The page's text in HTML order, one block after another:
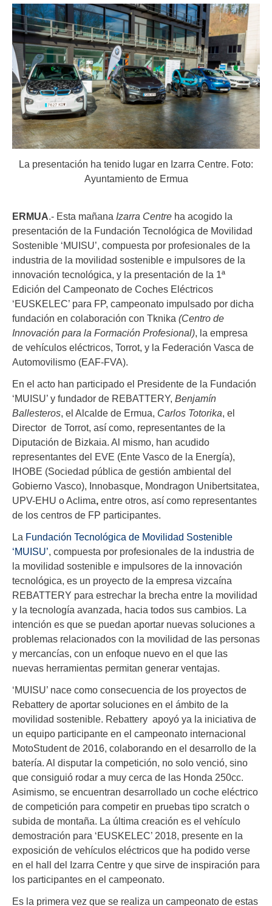
La presentación ha tenido lugar en Izarra Centre. Foto:
Ayuntamiento de Ermua
ERMUA.- Esta mañana Izarra Centre ha acogido la
presentación de la Fundación Tecnológica de Movilidad
Sostenible ‘MUISU’, compuesta por profesionales de la
industria de la movilidad sostenible e impulsores de la
innovación tecnológica, y la presentación de la 1ª
Edición del Campeonato de Coches Eléctricos
‘EUSKELEC’ para FP, campeonato impulsado por dicha
fundación en colaboración con Tknika (Centro de
Innovación para la Formación Profesional), la empresa
de vehículos eléctricos, Torrot, y la Federación Vasca de
Automovilismo (EAF-FVA).
En el acto han participado el Presidente de la Fundación
‘MUISU’ y fundador de REBATTERY, Benjamín
Ballesteros, el Alcalde de Ermua, Carlos Totorika, el
Director de Torrot, así como, representantes de la
Diputación de Bizkaia. Al mismo, han acudido
representantes del EVE (Ente Vasco de la Energía),
IHOBE (Sociedad pública de gestión ambiental del
Gobierno Vasco), Innobasque, Mondragon Unibertsitatea,
UPV-EHU o Aclima, entre otros, así como representantes
de los centros de FP participantes.
La Fundación Tecnológica de Movilidad Sostenible
‘MUISU’, compuesta por profesionales de la industria de
la movilidad sostenible e impulsores de la innovación
tecnológica, es un proyecto de la empresa vizcaína
REBATTERY para estrechar la brecha entre la movilidad
y la tecnología avanzada, hacia todos sus cambios. La
intención es que se puedan aportar nuevas soluciones a
problemas relacionados con la movilidad de las personas
y mercancías, con un enfoque nuevo en el que las
nuevas herramientas permitan generar ventajas.
‘MUISU’ nace como consecuencia de los proyectos de
Rebattery de aportar soluciones en el ámbito de la
movilidad sostenible. Rebattery apoyó ya la iniciativa de
un equipo participante en el campeonato internacional
MotoStudent de 2016, colaborando en el desarrollo de la
batería. Al disputar la competición, no solo venció, sino
que consiguió rodar a muy cerca de las Honda 250cc.
Asimismo, se encuentran desarrollado un coche eléctrico
de competición para competir en pruebas tipo scratch o
subida de montaña. La última creación es el vehículo
demostración para ‘EUSKELEC’ 2018, presente en la
exposición de vehículos eléctricos que ha podido verse
en el hall del Izarra Centre y que sirve de inspiración para
los participantes en el campeonato.
Es la primera vez que se realiza un campeonato de estas